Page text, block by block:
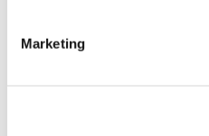
MarketingDies